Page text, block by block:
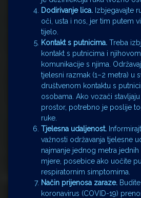
Dodirivanje lica. Izbjegavajte
oči, usta i nos, jer tim putem
tijelo.
Kontakt s putnicima. Treba
kontakt s putnicima i
komunikacije s njima.
tjelesni razmak (1–2 metra) u
društvenom kontaktu s
osobama. Ako vozači
prostor, potrebno je poslije
ruke.
Tjelesna udaljenost.
važnosti održavanja tjelesne
najmanje jednog metra
mjere, posebice ako uočite
respiratornim simptomima.
Način prijenosa zaraze.
koronavirus (COVID-19)